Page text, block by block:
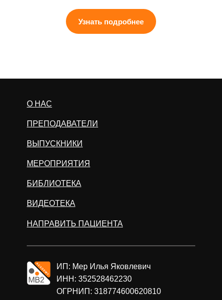
Узнать подробнее
О НАС
ПРЕПОДАВАТЕЛИ
МЕРОПРИЯТИЯ
ВИДЕОТЕКА
БИБЛИОТЕКА
НАПРАВИТЬ ПАЦИЕНТА
ИП: Мер Илья Яковлевич
ИНН: 352528462230
ОГРНИП: 318774600620810
ВЫПУСКНИКИ